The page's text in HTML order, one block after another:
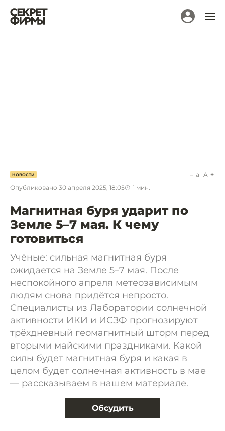
НОВОСТИ
Опубликовано 30 апреля 2025, 18:05 1 мин.
a A
Магнитная буря ударит по
Земле 5–7 мая. К чему
готовиться
Учёные: сильная магнитная буря
ожидается на Земле 5–7 мая. После
неспокойного апреля метеозависимым
людям снова придётся непросто.
Специалисты из Лаборатории солнечной
активности ИКИ и ИСЗФ прогнозируют
трёхдневный геомагнитный шторм перед
вторыми майскими праздниками. Какой
силы будет магнитная буря и какая в
целом будет солнечная активность в мае
— рассказываем в нашем материале.
Обсудить